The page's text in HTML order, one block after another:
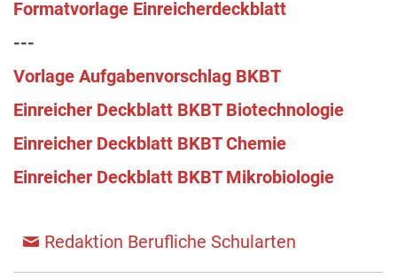
Formatvorlage Einreicherdeckblatt
---
Vorlage Aufgabenvorschlag BKBT
Einreicher Deckblatt BKBT Biotechnologie
Einreicher Deckblatt BKBT Chemie
Einreicher Deckblatt BKBT Mikrobiologie
Redaktion Berufliche Schularten